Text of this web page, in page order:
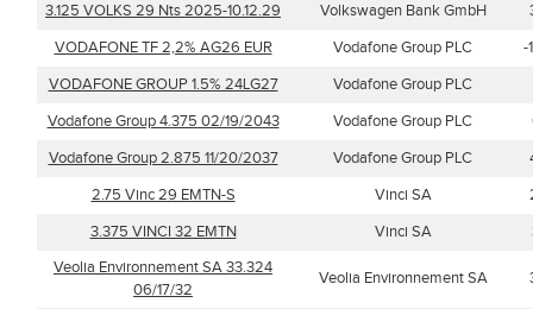
3.125 VOLKS 29 Nts 2025-10.12.29
Volkswagen Bank GmbH
VODAFONE TF 2,2% AG26 EUR
Vodafone Group PLC
-
VODAFONE GROUP 1.5% 24LG27
Vodafone Group PLC
Vodafone Group 4.375 02/19/2043
Vodafone Group PLC
Vodafone Group 2.875 11/20/2037
Vodafone Group PLC
2.75 Vinc 29 EMTN-S
Vinci SA
3.375 VINCI 32 EMTN
Vinci SA
Veolia Environnement SA 33.324
06/17/32
Veolia Environnement SA